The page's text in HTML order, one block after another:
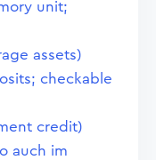
unit;
assets)
checkable
credit)
auch im